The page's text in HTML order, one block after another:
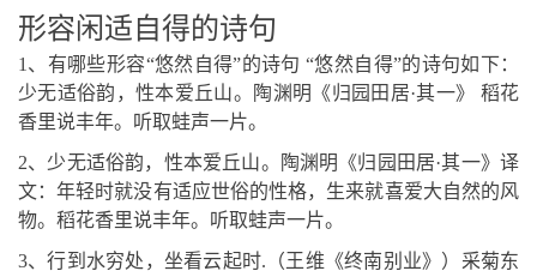
形容闲适自得的诗句
1、有哪些形容“悠然自得”的诗句 “悠然自得”的诗句如下：
少无适俗韵，性本爱丘山。陶渊明《归园田居·其一》 稻花
香里说丰年。听取蛙声一片。
2、少无适俗韵，性本爱丘山。陶渊明《归园田居·其一》译
文：年轻时就没有适应世俗的性格，生来就喜爱大自然的风
物。稻花香里说丰年。听取蛙声一片。
3、行到水穷处，坐看云起时.（王维《终南别业》）采菊东